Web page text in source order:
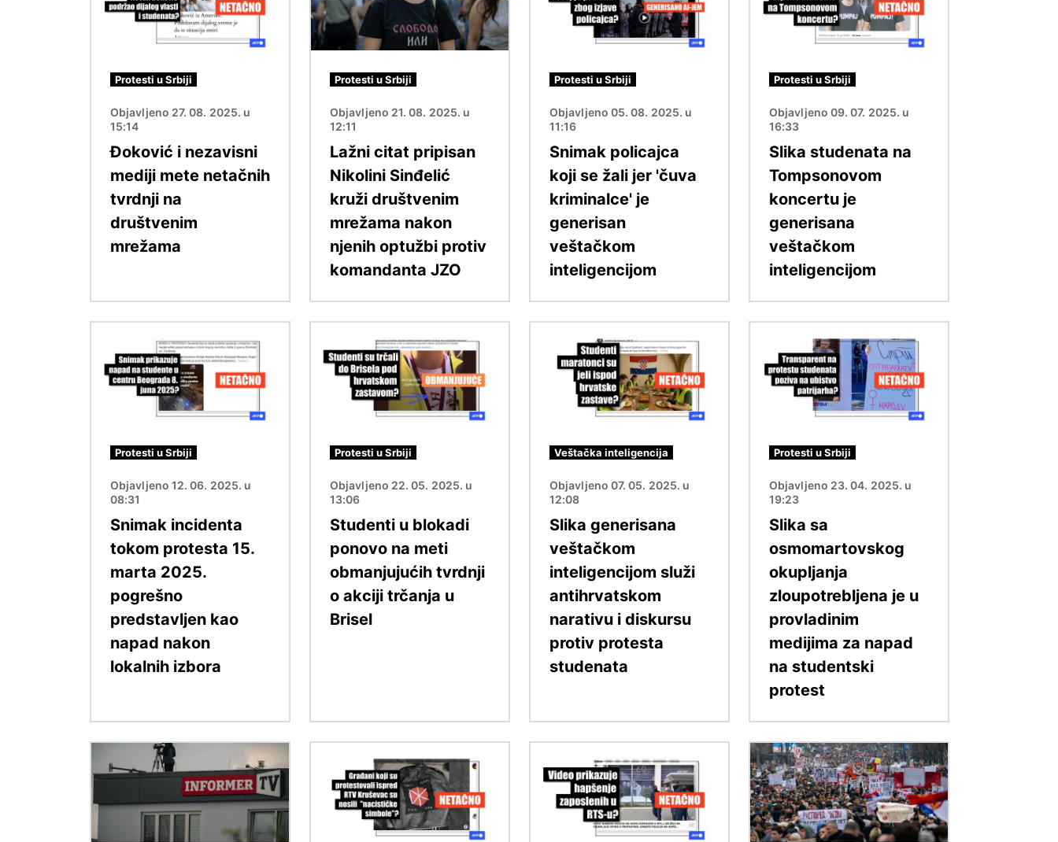
Protesti u Srbiji
Objavljeno 27. 08. 2025. u
15:14
Đoković i nezavisni
mediji mete netačnih
tvrdnji na
društvenim
mrežama
Protesti u Srbiji
Objavljeno 21. 08. 2025. u
12:11
Lažni citat pripisan
Nikolini Sinđelić
kruži društvenim
mrežama nakon
njenih optužbi protiv
komandanta JZO
Protesti u Srbiji
Objavljeno 05. 08. 2025. u
11:16
Snimak policajca
koji se žali jer 'čuva
kriminalce' je
generisan
veštačkom
inteligencijom
Protesti u Srbiji
Objavljeno 09. 07. 2025. u
16:33
Slika studenata na
Tompsonovom
koncertu je
generisana
veštačkom
inteligencijom
Protesti u Srbiji
Objavljeno 12. 06. 2025. u
08:31
Snimak incidenta
tokom protesta 15.
marta 2025.
pogrešno
predstavljen kao
napad nakon
lokalnih izbora
Protesti u Srbiji
Objavljeno 22. 05. 2025. u
13:06
Studenti u blokadi
ponovo na meti
obmanjujućih tvrdnji
o akciji trčanja u
Brisel
Veštačka inteligencija
Objavljeno 07. 05. 2025. u
12:08
Slika generisana
veštačkom
inteligencijom služi
antihrvatskom
narativu i diskursu
protiv protesta
studenata
Protesti u Srbiji
Objavljeno 23. 04. 2025. u
19:23
Slika sa
osmomartovskog
okupljanja
zloupotrebljena je u
provladinim
medijima za napad
na studentski
protest
Image